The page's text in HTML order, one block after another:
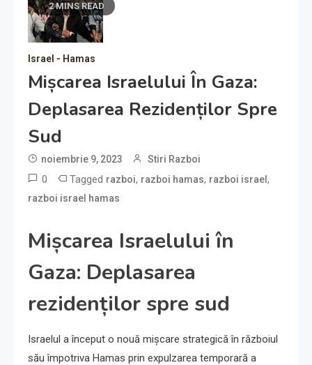
2 MINS READ
Israel - Hamas
Mișcarea Israelului În Gaza:
Deplasarea Rezidenților Spre
Sud
noiembrie 9, 2023 Stiri Razboi
0 Tagged razboi, razboi hamas, razboi israel ,
razboi israel hamas
Mișcarea Israelului în
Gaza: Deplasarea
rezidenților spre sud
Israelul a început o nouă mișcare strategică în războiul
său împotriva Hamas prin expulzarea temporară a